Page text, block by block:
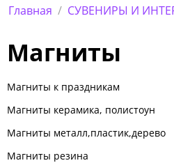
Главная / СУВЕНИРЫ И
Магниты
Магниты к праздникам
Магниты керамика, полистоун
Магниты металл,пластик,дерево
Магниты резина